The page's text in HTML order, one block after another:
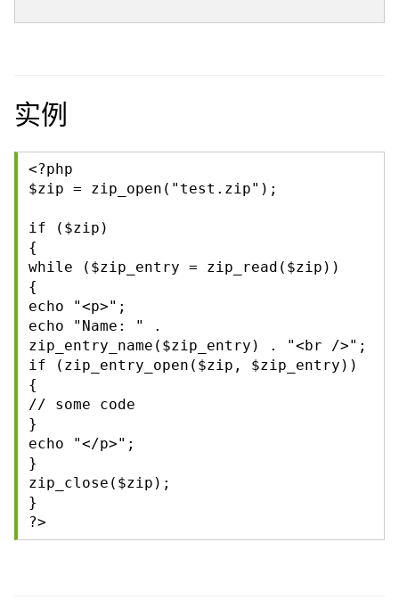
实例
<?php
$zip = zip_open("test.zip");
if ($zip)
{
while ($zip_entry = zip_read($zip))
{
echo "<p>";
echo "Name: " .
zip_entry_name($zip_entry) . "<br />";
if (zip_entry_open($zip, $zip_entry))
{
// some code
}
echo "</p>";
}
zip_close($zip);
}
?>